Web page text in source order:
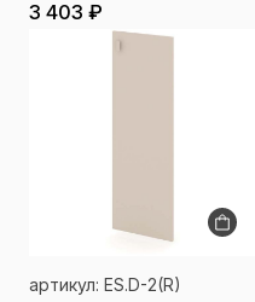
3 403 ₽
артикул: ES.D-2(R)